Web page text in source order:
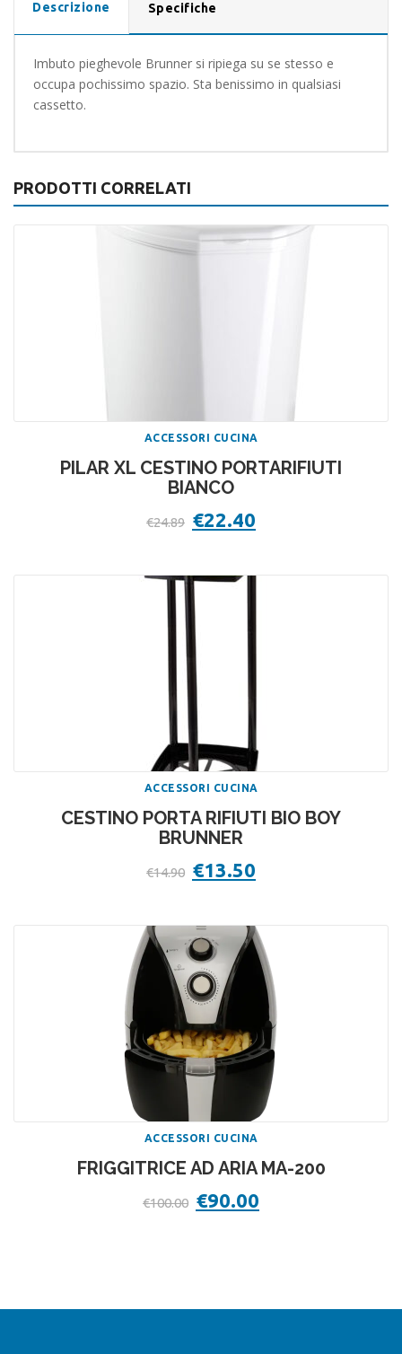
Descrizione Specifiche
Imbuto pieghevole Brunner si ripiega su se stesso e
occupa pochissimo spazio. Sta benissimo in qualsiasi
cassetto.
PRODOTTI CORRELATI
ACCESSORI CUCINA
PILAR XL CESTINO PORTARIFIUTI
BIANCO
€24.89 Il
prezzo
€24.89.
€22.40prezzo
€22.40.
ACCESSORI CUCINA
CESTINO PORTA RIFIUTI BIO BOY
BRUNNER
€14.90 Il
prezzo
€14.90.
€13.50prezzo
€13.50.
ACCESSORI CUCINA
FRIGGITRICE AD ARIA MA-200
€100.00 Il
prezzo
€90.00prezzo